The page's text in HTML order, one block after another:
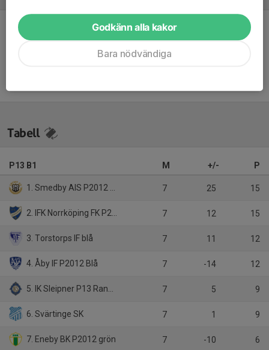
Tabell
P13 B1 M +/- P
1. Smedby AIS P2012 Svart 7 25 15
2. IFK Norrköping FK P2013 Röd 7 12 15
3. Torstorps IF blå 7 11 12
4. Åby IF P2012 Blå 7 -14 12
5. IK Sleipner P13 Randigt Blå 7 5 9
6. Svärtinge SK 7 1 9
7. Eneby BK P2012 grön 7 -10 6
Godkänn alla kakor
Bara nödvändiga